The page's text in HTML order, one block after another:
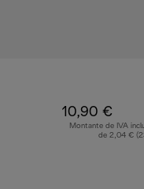
10,90 €
Montante de IVA
de 2,04 €